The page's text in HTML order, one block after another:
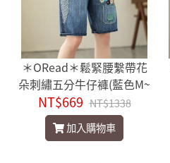
＊ORead＊鬆緊腰繫帶花
朵刺繡五分牛仔褲(藍色M~
XL)
NT$669 NT$1338
加入購物車